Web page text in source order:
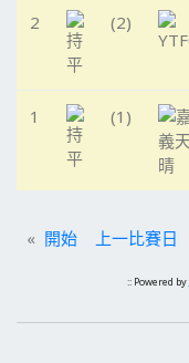
2 (2)
1 (1)
« 開始 上一比賽日
:: Powered by